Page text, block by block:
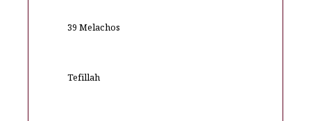
39 Melachos
Tefillah